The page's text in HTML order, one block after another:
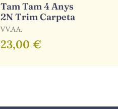
Tam Tam 4 Anys
2N Trim Carpeta
VV.AA.
23,00 €